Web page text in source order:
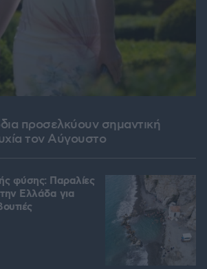
προσελκύουν σημαντική
τον Αύγουστο
φύσης: Παραλίες
Ελλάδα για